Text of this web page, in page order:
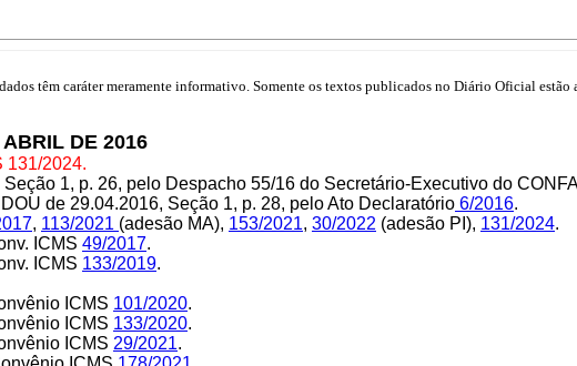
têm caráter meramente informativo. Somente os textos publicados no Diário Oficial estão
DE 2016
131/2024.
1, p. 26, pelo Despacho 55/16 do Secretário-Executivo do
de 29.04.2016, Seção 1, p. 28, pelo Ato Declaratório 6/2016.
, 113/2021 (adesão MA), 153/2021, 30/2022 (adesão PI), 131/2024.
ICMS 49/2017.
ICMS 133/2019.
ICMS 101/2020.
ICMS 133/2020.
ICMS 29/2021.